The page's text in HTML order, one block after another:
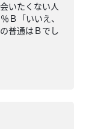
いたくない人
Ｂ「いいえ、
普通はＢでし